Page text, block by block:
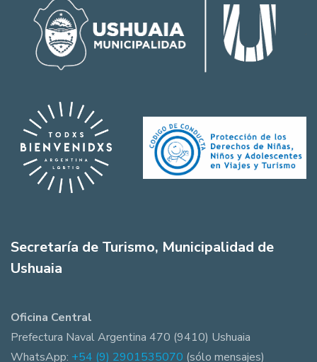
Secretaría de Turismo, Municipalidad de
Ushuaia
Oficina Central
Prefectura Naval Argentina 470 (9410) Ushuaia
WhatsApp: +54 (9) 2901535070 (sólo mensajes)